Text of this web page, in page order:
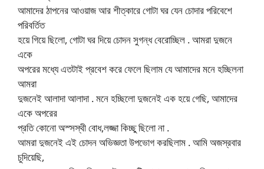
আমাদের ঠাপনের আওয়াজ আর শীত্কারে গোটা ঘর যেন চোদার পরিবেশে
পরিবর্তিত
হয়ে গিয়ে ছিলো, গোটা ঘর দিয়ে চোদন সুগন্ধ বেরোচ্ছিল . আমরা দুজনে
একে
অপরের মধ্যে এতটাই প্রবেশ করে ফেলে ছিলাম যে আমাদের মনে হচ্ছিলনা
আমরা
দুজনেই আলাদা আলাদা . মনে হচ্ছিলো দুজনেই এক হয়ে গেছি, আমাদের
একে অপরের
প্রতি কোনো অস্সস্থী বোধ,লজ্জা কিচ্ছু ছিলো না .
আমরা দুজনেই এই চোদন অভিজ্ঞতা উপভোগ করছিলাম . আমি অজস্রবার
চুদিয়েছি,